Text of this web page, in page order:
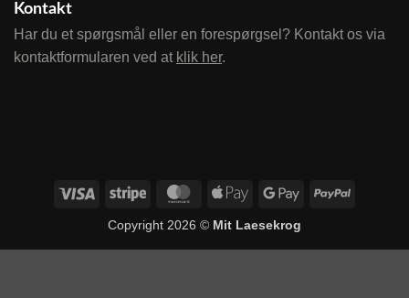
Kontakt
Har du et spørgsmål eller en forespørgsel? Kontakt os via
kontaktformularen ved at klik her.
Visa Stripe MasterCardApple
Google
PayPal
Copyright 2026 © Mit Laesekrog